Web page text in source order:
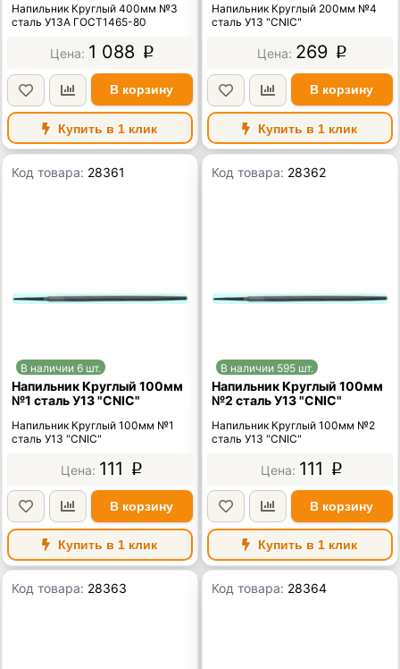
Напильник Круглый 400мм №3
сталь У13А ГОСТ1465-80
1 088 p
В корзину
Купить в 1 клик
Напильник Круглый 200мм №4
сталь У13 "CNIC"
269 p
В корзину
Купить в 1 клик
Код товара: 28361
В наличии 6 шт.
Напильник Круглый 100мм
№1 сталь У13 "CNIC"
Напильник Круглый 100мм №1
сталь У13 "CNIC"
111 p
В корзину
Купить в 1 клик
Код товара: 28362
В наличии 595 шт.
Напильник Круглый 100мм
№2 сталь У13 "CNIC"
Напильник Круглый 100мм №2
сталь У13 "CNIC"
111 p
В корзину
Купить в 1 клик
Код товара: 28363 Код товара: 28364